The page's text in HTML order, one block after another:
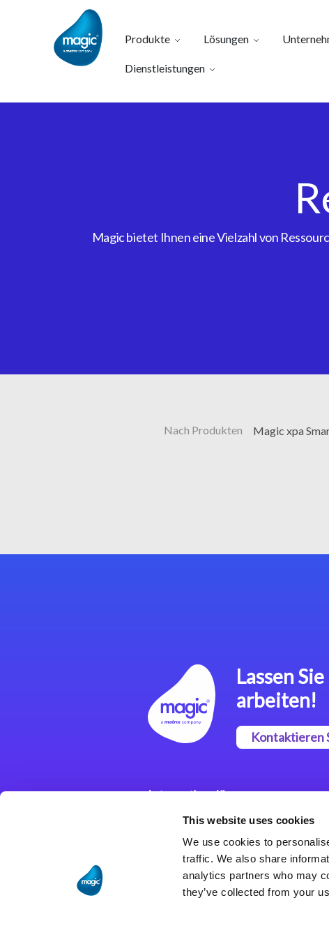
This website uses cookies
We use cookies to
traffic. We also share
analytics partners who may
they’ve collected from your
Produkte Lösungen
Dienstleistungen
Magic bietet Ihnen eine Vielzahl von
Nach Produkten Magic xpa
Lassen
arbeiten!
Kontaktieren
Integrationslösungen
Magic xpi
Integrationsplattform